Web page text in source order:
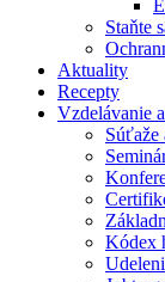
Staňte
Aktuality
Recepty
Vzdelávanie
Súťaže
Kódex